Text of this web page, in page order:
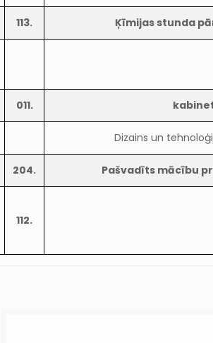
113. Ķīmijas stunda
011.
Dizains un
204. Pašvadīts mācību
112.